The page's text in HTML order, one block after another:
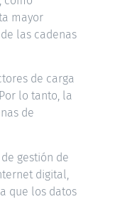
mayor
las cadenas
de carga
lo tanto, la
de
gestión de
digital,
que los datos